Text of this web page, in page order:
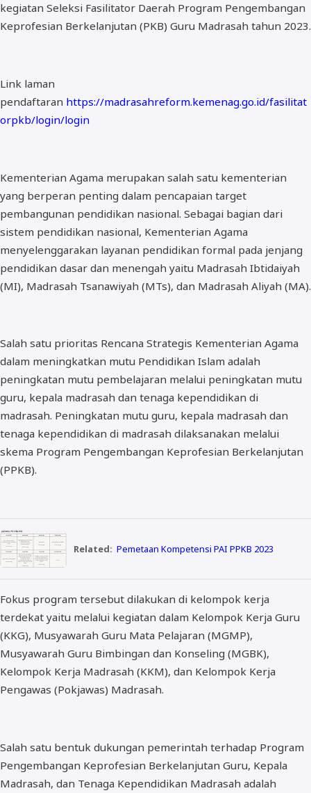
kegiatan Seleksi Fasilitator Daerah Program Pengembangan
Keprofesian Berkelanjutan (PKB) Guru Madrasah tahun 2023.
Link laman
pendaftaran https://madrasahreform.kemenag.go.id/fasilitat
orpkb/login/login
Kementerian Agama merupakan salah satu kementerian
yang berperan penting dalam pencapaian target
pembangunan pendidikan nasional. Sebagai bagian dari
sistem pendidikan nasional, Kementerian Agama
menyelenggarakan layanan pendidikan formal pada jenjang
pendidikan dasar dan menengah yaitu Madrasah Ibtidaiyah
(MI), Madrasah Tsanawiyah (MTs), dan Madrasah Aliyah (MA).
Salah satu prioritas Rencana Strategis Kementerian Agama
dalam meningkatkan mutu Pendidikan Islam adalah
peningkatan mutu pembelajaran melalui peningkatan mutu
guru, kepala madrasah dan tenaga kependidikan di
madrasah. Peningkatan mutu guru, kepala madrasah dan
tenaga kependidikan di madrasah dilaksanakan melalui
skema Program Pengembangan Keprofesian Berkelanjutan
(PPKB).
Related: Pemetaan Kompetensi PAI PPKB 2023
Fokus program tersebut dilakukan di kelompok kerja
terdekat yaitu melalui kegiatan dalam Kelompok Kerja Guru
(KKG), Musyawarah Guru Mata Pelajaran (MGMP),
Musyawarah Guru Bimbingan dan Konseling (MGBK),
Kelompok Kerja Madrasah (KKM), dan Kelompok Kerja
Pengawas (Pokjawas) Madrasah.
Salah satu bentuk dukungan pemerintah terhadap Program
Pengembangan Keprofesian Berkelanjutan Guru, Kepala
Madrasah, dan Tenaga Kependidikan Madrasah adalah